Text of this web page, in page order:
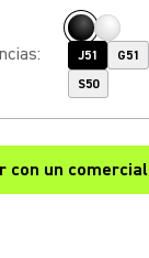
: J51 G51
S50
con un comercial